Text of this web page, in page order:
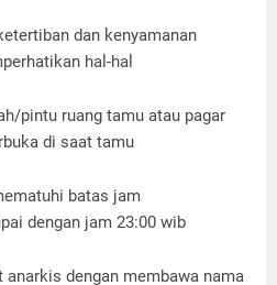
dan kenyamanan
hal-hal
pintu ruang tamu atau pagar
di saat tamu
batas jam
dengan jam 23:00 wib
anarkis dengan membawa nama